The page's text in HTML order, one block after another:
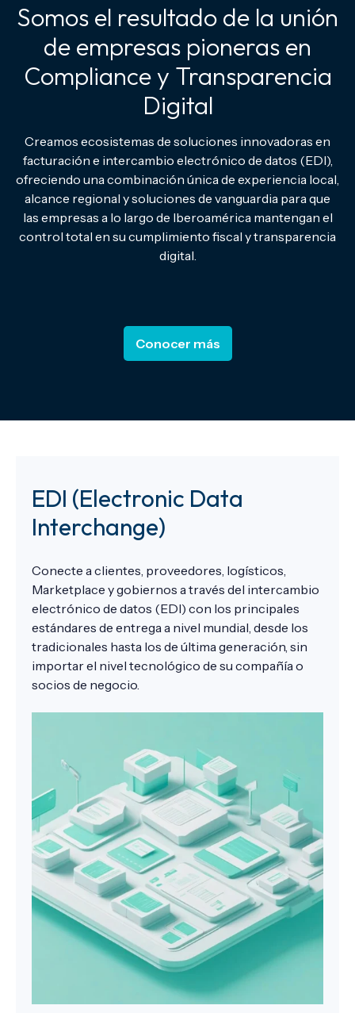
Somos el resultado de la unión
de empresas pioneras en
Compliance y Transparencia
Digital
Creamos ecosistemas de soluciones innovadoras en
facturación e intercambio electrónico de datos (EDI),
ofreciendo una combinación única de experiencia local,
alcance regional y soluciones de vanguardia para que
las empresas a lo largo de Iberoamérica mantengan el
control total en su cumplimiento fiscal y transparencia
digital.
Conocer más
EDI (Electronic Data
Interchange)
Conecte a clientes, proveedores, logísticos,
Marketplace y gobiernos a través del intercambio
electrónico de datos (EDI) con los principales
estándares de entrega a nivel mundial, desde los
tradicionales hasta los de última generación, sin
importar el nivel tecnológico de su compañía o
socios de negocio.